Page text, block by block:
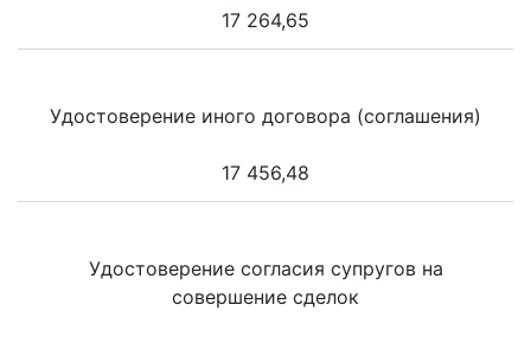
17 264,65
Удостоверение иного договора (соглашения)
17 456,48
Удостоверение согласия супругов на
совершение сделок